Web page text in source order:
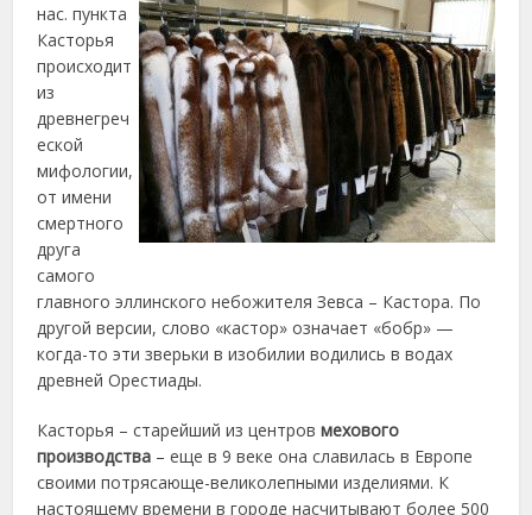
нас. пункта
Касторья
происходит
из
древнегреч
еской
мифологии,
от имени
смертного
друга
самого
главного эллинского небожителя Зевса – Кастора. По
другой версии, слово «кастор» означает «бобр» —
когда-то эти зверьки в изобилии водились в водах
древней Орестиады.
Касторья – старейший из центровмехового
производства – еще в 9 веке она славилась в Европе
своими потрясающе-великолепными изделиями. К
настоящему времени в городе насчитывают более 500